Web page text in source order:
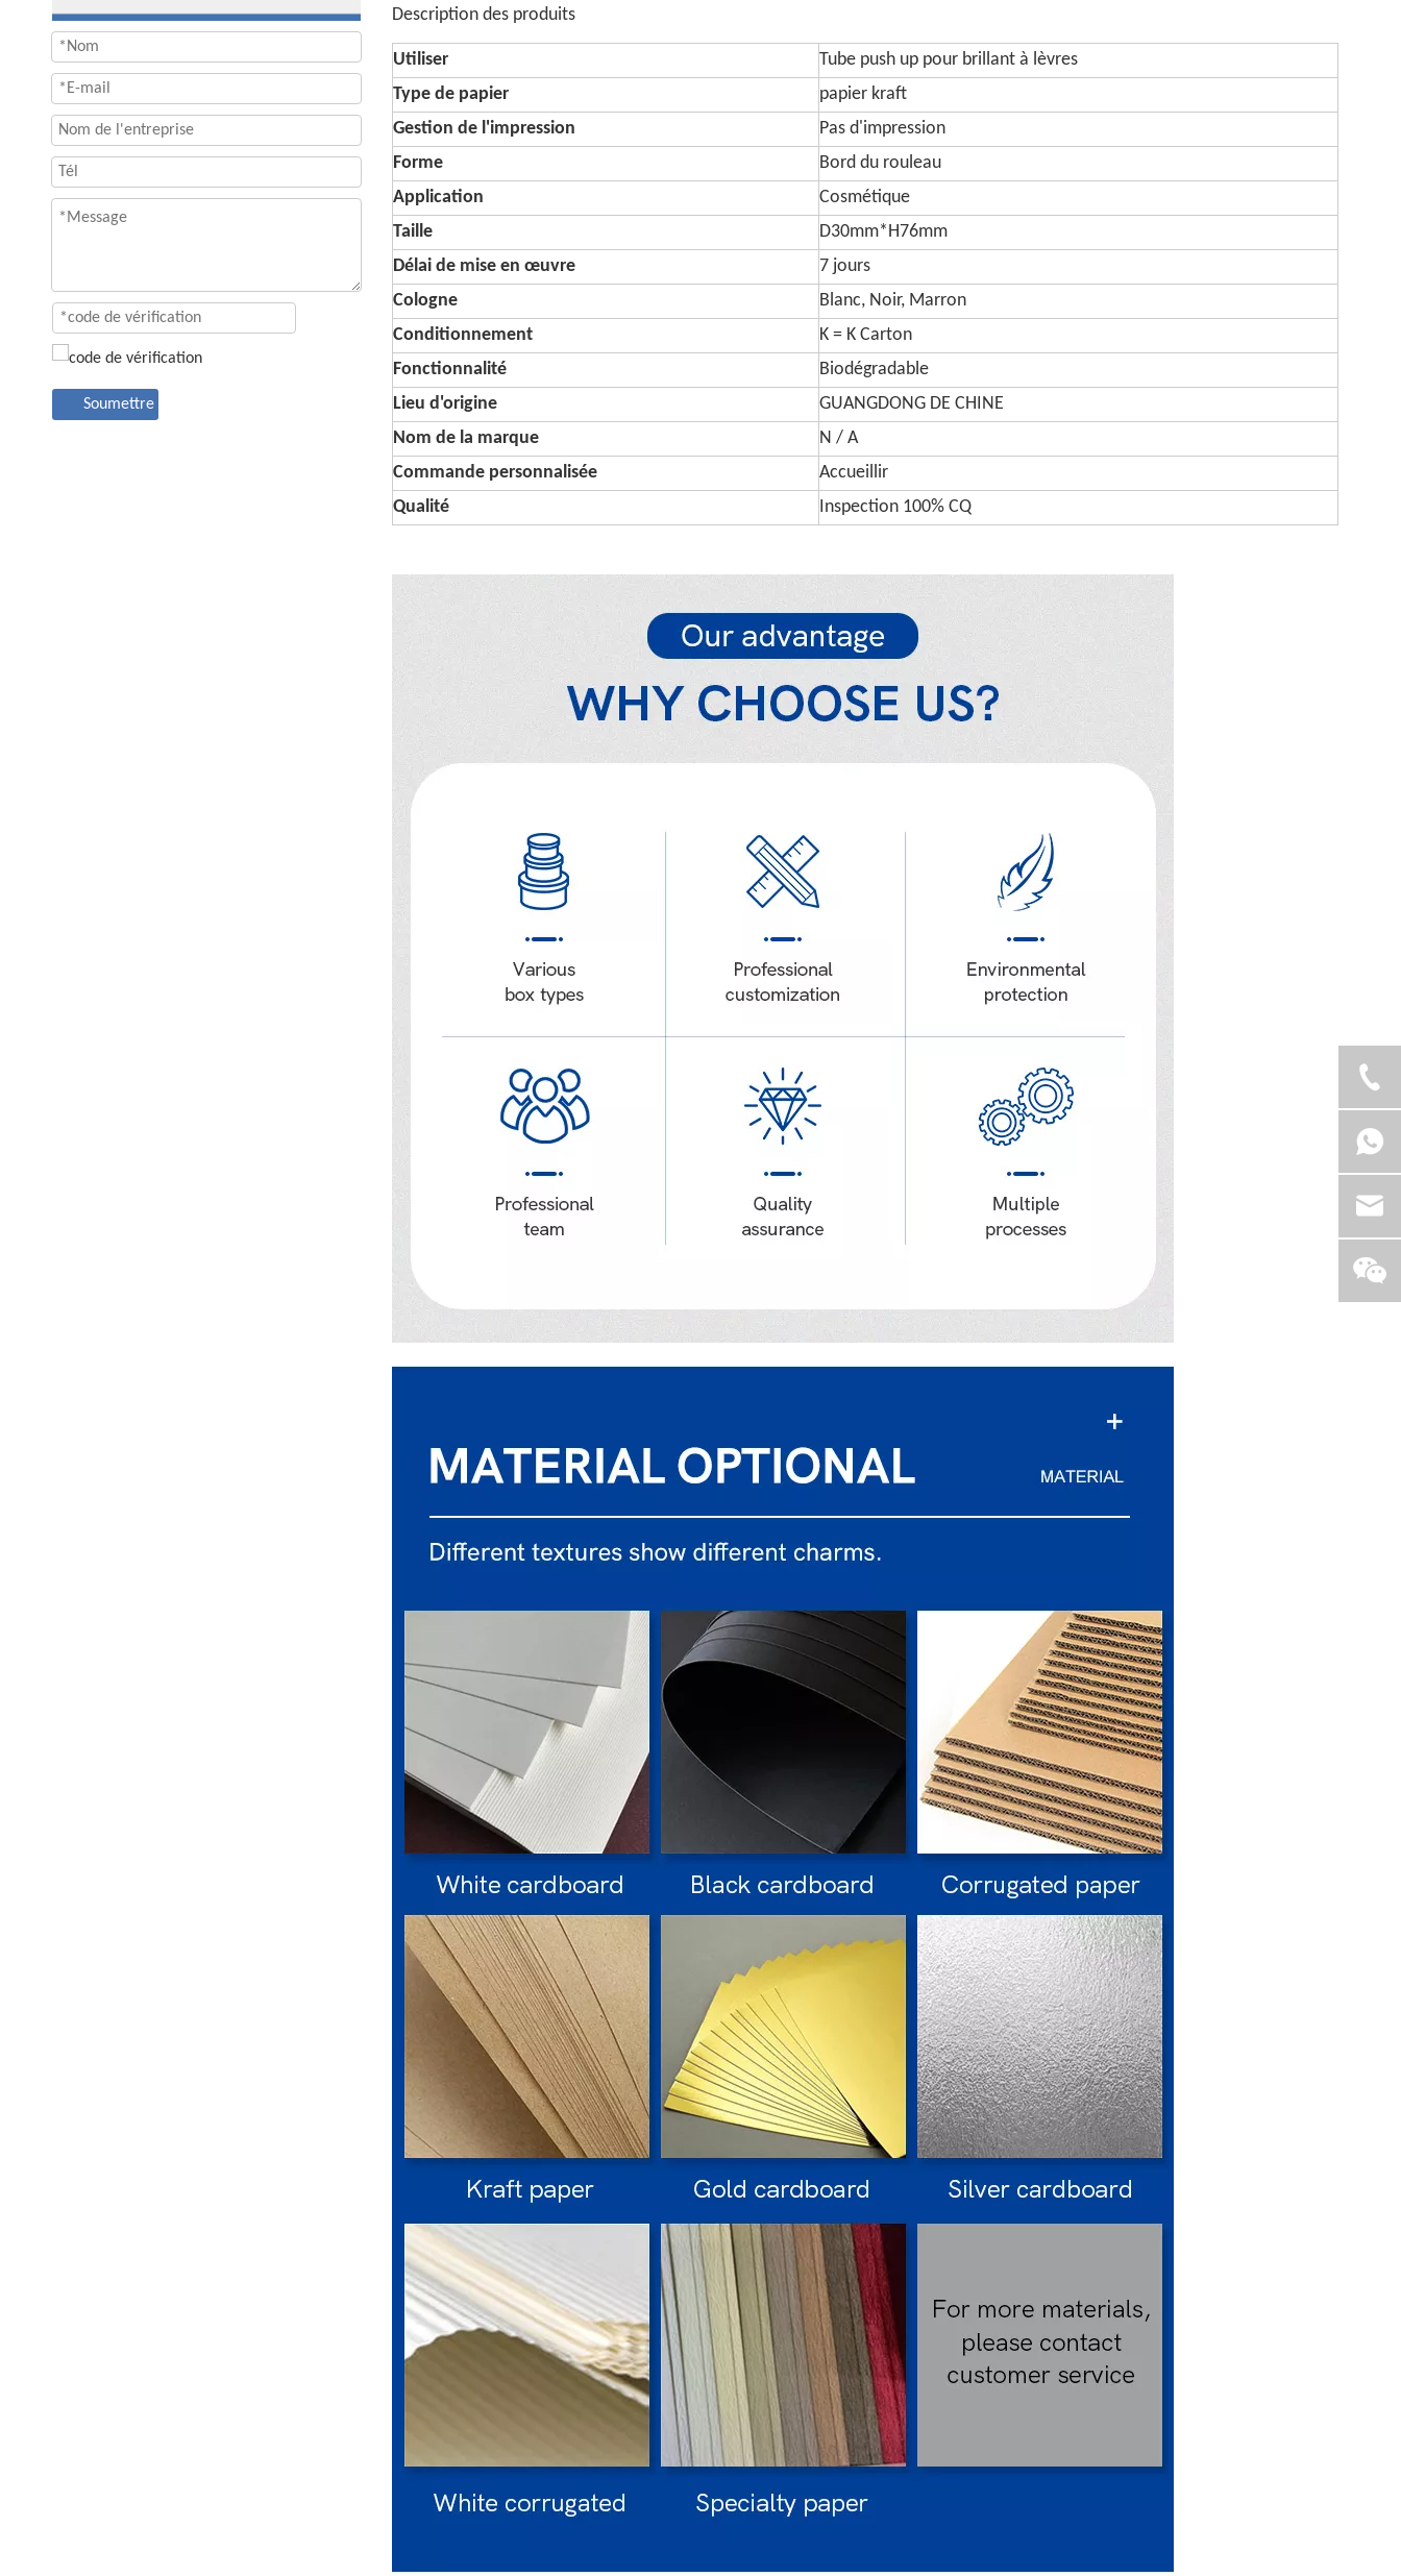
Soumettre
Description des produits
Utiliser
Tube push up pour brillant à lèvres
Type de papier
papier kraft
Gestion de l'impression
Pas d'impression
Forme
Bord du rouleau
Application
Cosmétique
Taille
D30mm*H76mm
Délai de mise en œuvre
7 jours
Cologne
Blanc, Noir, Marron
Conditionnement
K = K Carton
Fonctionnalité
Biodégradable
Lieu d'origine
GUANGDONG DE CHINE
Nom de la marque
N / A
Commande personnalisée
Accueillir
Qualité
Inspection 100% CQ